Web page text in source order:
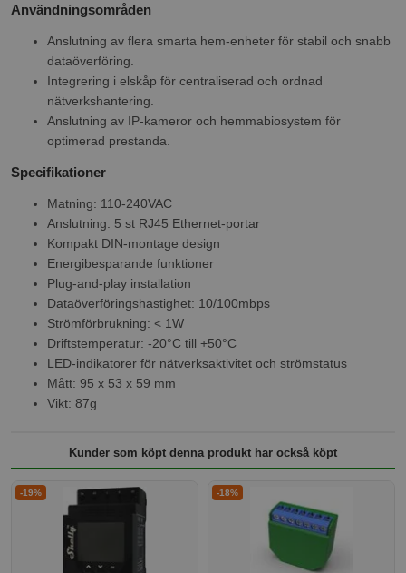
Användningsområden
Anslutning av flera smarta hem-enheter för stabil och snabb
dataöverföring.
Integrering i elskåp för centraliserad och ordnad
nätverkshantering.
Anslutning av IP-kameror och hemmabiosystem för
optimerad prestanda.
Specifikationer
Matning: 110-240VAC
Anslutning: 5 st RJ45 Ethernet-portar
Kompakt DIN-montage design
Energibesparande funktioner
Plug-and-play installation
Dataöverföringshastighet: 10/100mbps
Strömförbrukning: < 1W
Driftstemperatur: -20°C till +50°C
LED-indikatorer för nätverksaktivitet och strömstatus
Mått: 95 x 53 x 59 mm
Vikt: 87g
Kunder som köpt denna produkt har också köpt
-19% -18%